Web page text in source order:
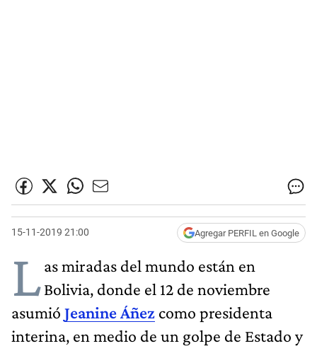
15-11-2019 21:00 Agregar PERFIL en Google
Las miradas del mundo están en
Bolivia, donde el 12 de noviembre
asumió Jeanine Áñez como presidenta
interina, en medio de un golpe de Estado y